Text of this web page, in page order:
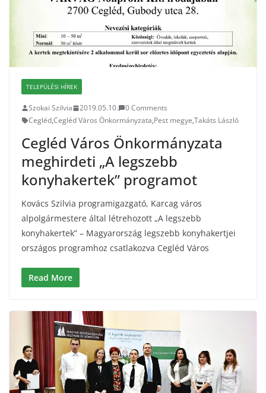
TELEPÜLÉSI HÍREK
Szokai Szilvia 2019.05.10.
0 Comments
Cegléd,Cegléd Város Önkormányzata,Pest megye,Takáts László
Cegléd Város Önkormányzata
meghirdeti „A legszebb
konyhakertek” programot
Kovács Szilvia programigazgató, Karcag város
alpolgármestere által létrehozott „A legszebb
konyhakertek” – Magyarország legszebb konyhakertjei
országos programhoz csatlakozva Cegléd Város
Read More